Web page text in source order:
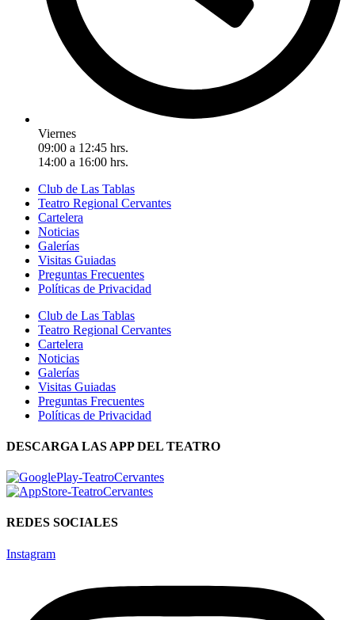
Viernes
09:00 a 12:45 hrs.
14:00 a 16:00 hrs.
Club de Las Tablas
Teatro Regional Cervantes
Cartelera
Noticias
Galerías
Visitas Guiadas
Preguntas Frecuentes
Políticas de Privacidad
Club de Las Tablas
Teatro Regional Cervantes
Cartelera
Noticias
Galerías
Visitas Guiadas
Preguntas Frecuentes
Políticas de Privacidad
DESCARGA LAS APP DEL TEATRO
REDES SOCIALES
Instagram